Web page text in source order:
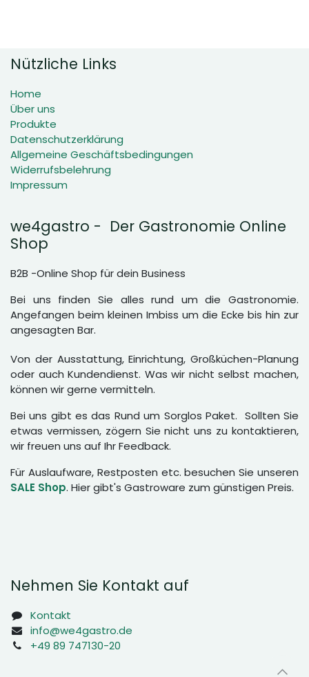
Nützliche Links
Home
Über uns
Produkte
Datenschutzerklärung
Allgemeine Geschäftsbedingungen
Widerrufsbelehrung
Impressum
we4gastro - Der Gastronomie Online
Shop
B2B -Online Shop für dein Business
Bei uns finden Sie alles rund um die Gastronomie.
Angefangen beim kleinen Imbiss um die Ecke bis hin zur
angesagten Bar.
Von der Ausstattung, Einrichtung, Großküchen-Planung
oder auch Kundendienst. Was wir nicht selbst machen,
können wir gerne vermitteln.
Bei uns gibt es das Rund um Sorglos Paket. Sollten Sie
etwas vermissen, zögern Sie nicht uns zu kontaktieren,
wir freuen uns auf Ihr Feedback.
Für Auslaufware, Restposten etc. besuchen Sie unseren
SALE Shop. Hier gibt's Gastroware zum günstigen Preis.
Nehmen Sie Kontakt auf
Kontakt
info@we4gastro.de
+49 89 747130-20